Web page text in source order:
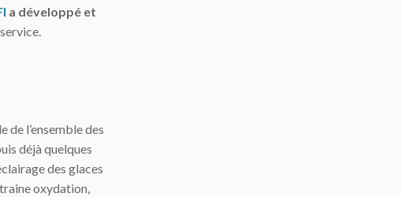
a développé et
de l’ensemble des
déjà quelques
des glaces
oxydation,